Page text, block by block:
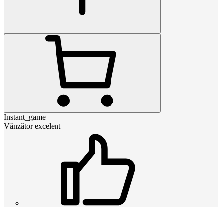
Instant_game
Vânzător excelent